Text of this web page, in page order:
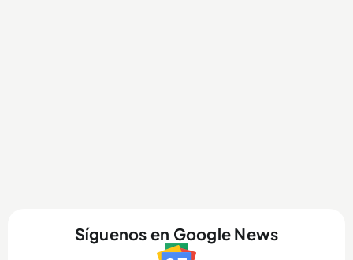
Síguenos en Google News